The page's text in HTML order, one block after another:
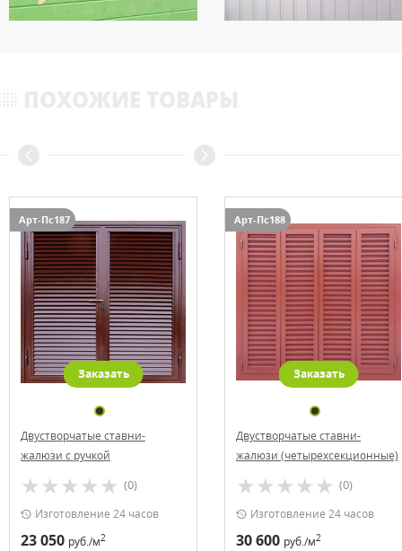
Арт-Пс188
Заказать
Двустворчатые ставни-
жалюзи (четырехсекционные)
(0)
Изготовление 24 часов
30 600 руб./м2
Арт-Пс184
Заказать
Двустворчатые ставни-
жалюзи
(0)
Изготовление 24 часов
22 950 руб./м2